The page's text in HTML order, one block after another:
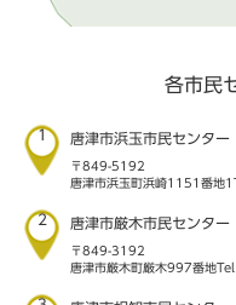
各市民
1 唐津市浜玉市民センター
〒849-5192
唐津市浜玉町浜崎1151番地1
2 唐津市厳木市民センター
〒849-3192
唐津市厳木町厳木997番地